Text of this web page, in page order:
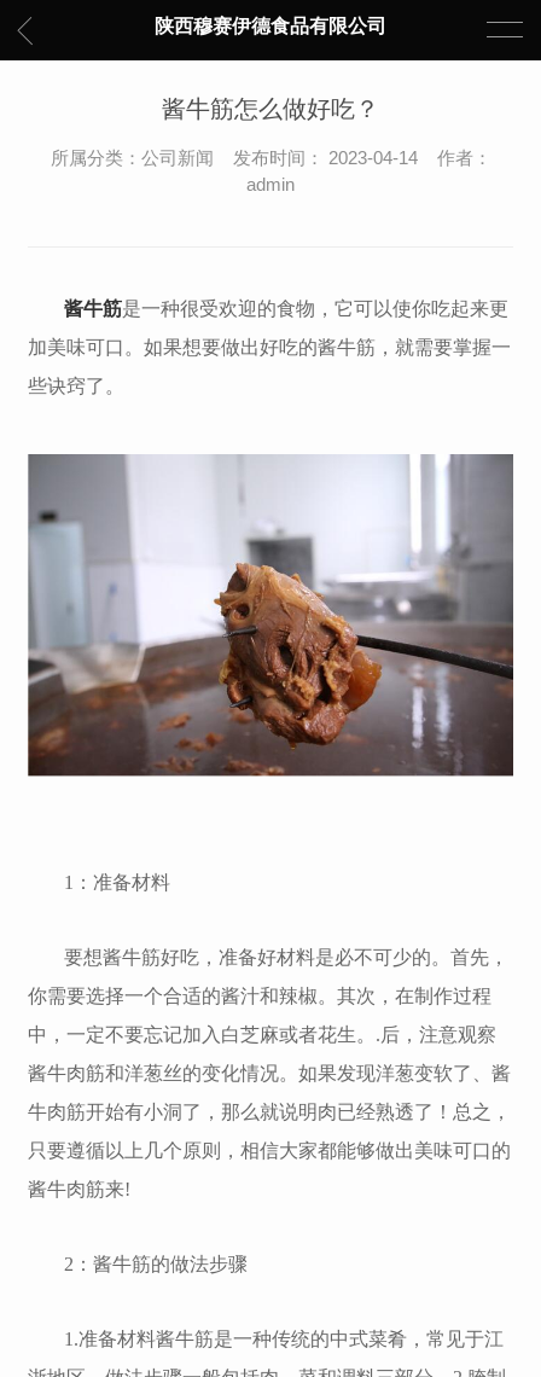
陕西穆赛伊德食品有限公司
酱牛筋怎么做好吃？
所属分类：公司新闻 发布时间： 2023-04-14 作者：
admin
酱牛筋是一种很受欢迎的食物，它可以使你吃起来更
加美味可口。如果想要做出好吃的酱牛筋，就需要掌握一
些诀窍了。
1：准备材料
要想酱牛筋好吃，准备好材料是必不可少的。首先，
你需要选择一个合适的酱汁和辣椒。其次，在制作过程
中，一定不要忘记加入白芝麻或者花生。.后，注意观察
酱牛肉筋和洋葱丝的变化情况。如果发现洋葱变软了、酱
牛肉筋开始有小洞了，那么就说明肉已经熟透了！总之，
只要遵循以上几个原则，相信大家都能够做出美味可口的
酱牛肉筋来!
2：酱牛筋的做法步骤
1.准备材料酱牛筋是一种传统的中式菜肴，常见于江